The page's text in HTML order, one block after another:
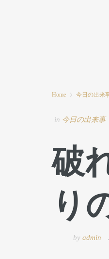
Home 今日の出来
in 今日の出来事
破
り
by admin